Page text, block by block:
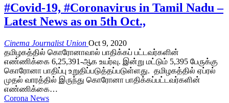
#Covid-19, #Coronavirus in Tamil Nadu –
Latest News as on 5th Oct.,
Cinema Journalist Union Oct 9, 2020
தமிழகத்தில் கொரோனாவால் பாதிக்கப் பட்டவர்களின்
எண்ணிக்கை 6,25,391-ஆக உயர்வு. இன்று மட்டும் 5,395 பேருக்கு
கொரோனா பாதிப்பு உறுதிப்படுத்தப்படுள்ளது. தமிழகத்தில் ஏப்ரல்
முதல் வாரத்தில் இருந்து கொரோனா பாதிக்கப்பட்டவர்களின்
எண்ணிக்கை…
Corona News